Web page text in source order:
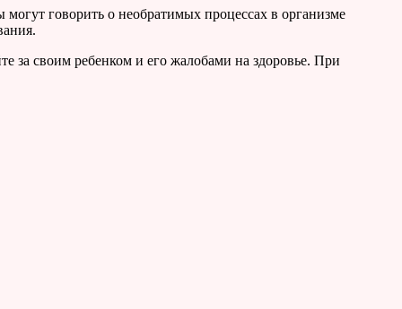
говорить о необратимых процессах в организме
за своим ребенком и его жалобами на здоровье. При